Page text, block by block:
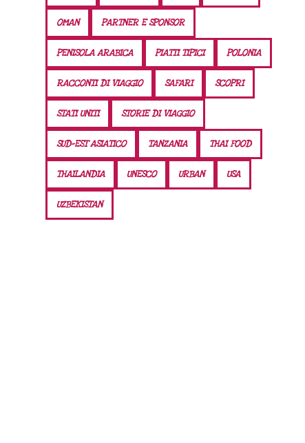
OMAN PARTNER E SPONSOR
PENISOLA ARABICA PIATTI TIPICI POLONIA
RACCONTI DI VIAGGIO SAFARI SCOPRI
STATI UNITI STORIE DI VIAGGIO
SUD-EST ASIATICO TANZANIA THAI FOOD
THAILANDIA UNESCO URBAN USA
UZBEKISTAN